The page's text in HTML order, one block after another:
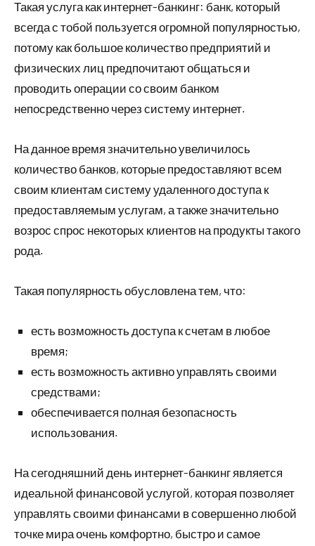
Такая услуга как интернет-банкинг: банк, который
всегда с тобой пользуется огромной популярностью,
потому как большое количество предприятий и
физических лиц предпочитают общаться и
проводить операции со своим банком
непосредственно через систему интернет.
На данное время значительно увеличилось
количество банков, которые предоставляют всем
своим клиентам систему удаленного доступа к
предоставляемым услугам, а также значительно
возрос спрос некоторых клиентов на продукты такого
рода.
Такая популярность обусловлена тем, что:
есть возможность доступа к счетам в любое
время;
есть возможность активно управлять своими
средствами;
обеспечивается полная безопасность
использования.
На сегодняшний день интернет-банкинг является
идеальной финансовой услугой, которая позволяет
управлять своими финансами в совершенно любой
точке мира очень комфортно, быстро и самое